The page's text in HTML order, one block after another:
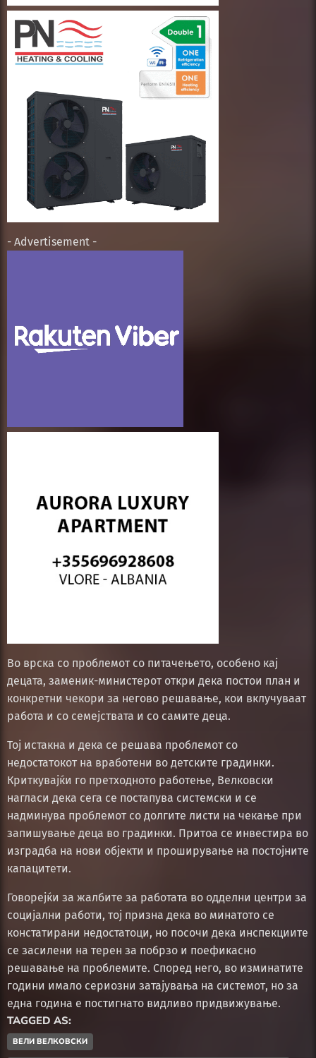
- Advertisement -
Во врска со проблемот со питачењето, особено кај
децата, заменик-министерот откри дека постои план и
конкретни чекори за негово решавање, кои вклучуваат
работа и со семејствата и со самите деца.
Тој истакна и дека се решава проблемот со
недостатокот на вработени во детските градинки.
Криткувајќи го претходното работење, Велковски
нагласи дека сега се постапува системски и се
надминува проблемот со долгите листи на чекање при
запишување деца во градинки. Притоа се инвестира во
изградба на нови објекти и проширување на постојните
капацитети.
Говорејќи за жалбите за работата во одделни центри за
социјални работи, тој призна дека во минатото се
констатирани недостатоци, но посочи дека инспекциите
се засилени на терен за побрзо и поефикасно
решавање на проблемите. Според него, во изминатите
години имало сериозни затајувања на системот, но за
една година е постигнато видливо придвижување.
TAGGED AS:
ВЕЛИ ВЕЛКОВСКИ